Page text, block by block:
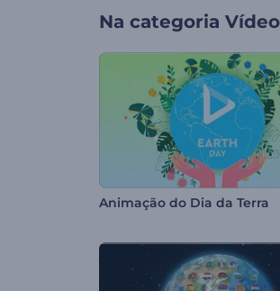
Na categoria
Animação do Dia da Terra